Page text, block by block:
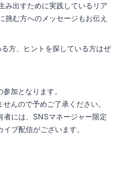
み出すために実践しているリア
挑む方へのメッセージもお伝え
方、ヒントを探している方はぜ
加となります。
んので予めご了承ください。
には、SNSマネージャー限定
ブ配信がございます。